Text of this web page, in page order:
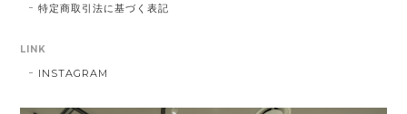
特定商取引法に基づく表記
LINK
INSTAGRAM